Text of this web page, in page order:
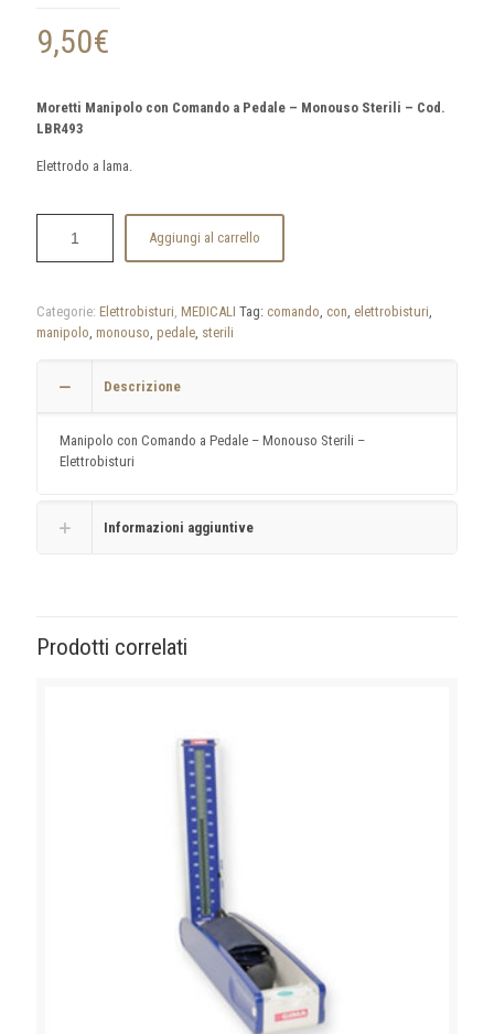
9,50€
Moretti Manipolo con Comando a Pedale – Monouso Sterili – Cod.
LBR493
Elettrodo a lama.
Aggiungi al carrello
Categorie: Elettrobisturi, MEDICALI Tag: comando, con, elettrobisturi,
manipolo, monouso, pedale, sterili
Descrizione
Manipolo con Comando a Pedale – Monouso Sterili –
Elettrobisturi
Informazioni aggiuntive
Prodotti correlati